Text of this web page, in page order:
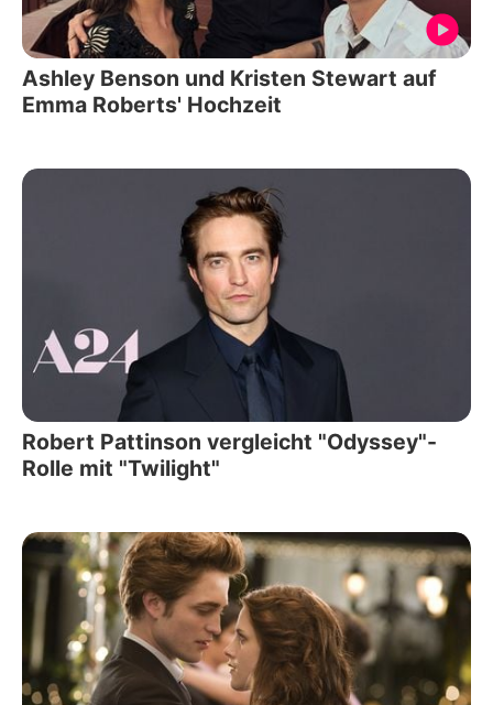
Ashley Benson und Kristen Stewart auf
Emma Roberts' Hochzeit
Robert Pattinson vergleicht "Odyssey"-
Rolle mit "Twilight"